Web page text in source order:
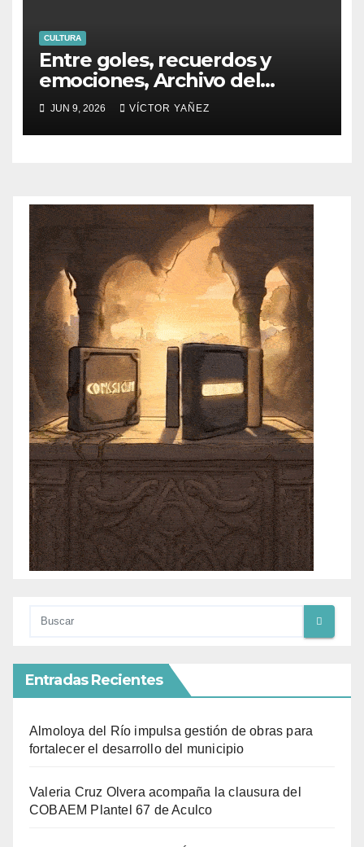
CULTURA
Entre goles, recuerdos y
emociones, Archivo del
PJEdomex inauguró
exposición
JUN 9, 2026 VÍCTOR YAÑEZ
Entradas Recientes
Almoloya del Río impulsa gestión de obras para
fortalecer el desarrollo del municipio
Valeria Cruz Olvera acompaña la clausura del
COBAEM Plantel 67 de Aculco